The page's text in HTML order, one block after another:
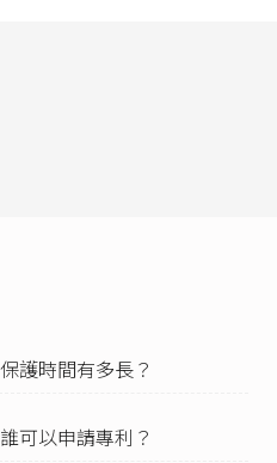
資格的人，得分別依據
律師、專利代理人三種身
今已全面由專利師制度取
專利代理人資格者繼續執
護時間有多長？
可以申請專利？